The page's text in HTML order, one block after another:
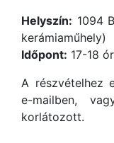
Helyszín: 1094
kerámiaműhely)
Időpont: 17-18
A részvételhez
e-mailben,
korlátozott.